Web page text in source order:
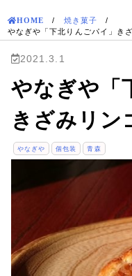
HOME / 焼き菓子 /
やなぎや「下北りんごパイ」き
2021.3.1
やなぎや「
きざみリン
やなぎや 個包装 青森